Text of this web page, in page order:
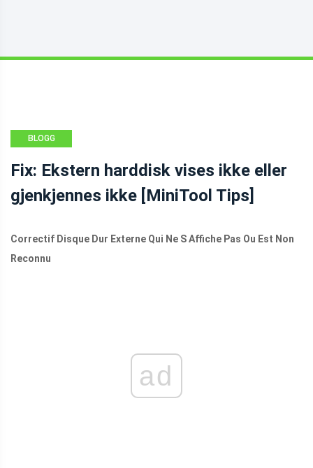
BLOGG
Fix: Ekstern harddisk vises ikke eller
gjenkjennes ikke [MiniTool Tips]
Correctif Disque Dur Externe Qui Ne S Affiche Pas Ou Est Non
Reconnu
ad